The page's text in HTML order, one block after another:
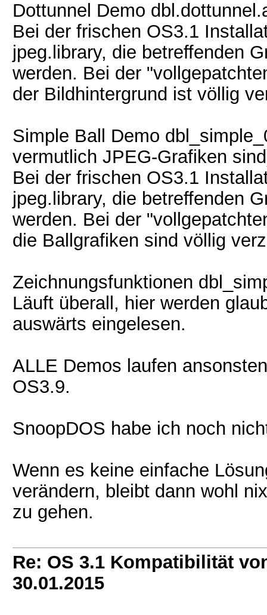
Dottunnel Demo
Bei der frischen OS3.1
jpeg.library, die betreffenden
werden. Bei der
der Bildhintergrund ist völlig
Simple Ball Demo
vermutlich JPEG-Grafiken
Bei der frischen OS3.1
jpeg.library, die betreffenden
werden. Bei der
die Ballgrafiken sind völlig
Zeichnungsfunktionen
Läuft überall, hier werden
auswärts eingelesen.
ALLE Demos laufen
OS3.9.
SnoopDOS habe ich noch
Wenn es keine einfache
verändern, bleibt dann wohl
zu gehen.
Re: OS 3.1 Kompatibilität
30.01.2015